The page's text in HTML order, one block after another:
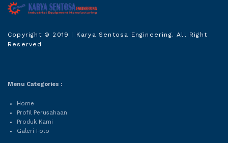
Engineering
Copyright © 2019 | Karya Sentosa Engineering. All Right
Reserved
Menu Categories :
Home
Profil Perusahaan
Produk Kami
Galeri Foto